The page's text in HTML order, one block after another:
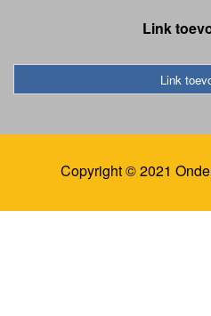
Link
Link
Copyright © 2021